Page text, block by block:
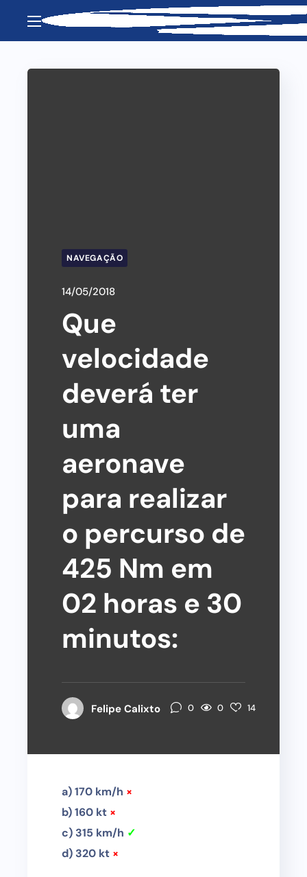
NAVEGAÇÃO
14/05/2018
Que
velocidade
deverá ter
uma
aeronave
para realizar
o percurso de
425 Nm em
02 horas e 30
minutos:
Felipe Calixto 0 0 14
a) 170 km/h ×
b) 160 kt ×
c) 315 km/h ✓
d) 320 kt ×